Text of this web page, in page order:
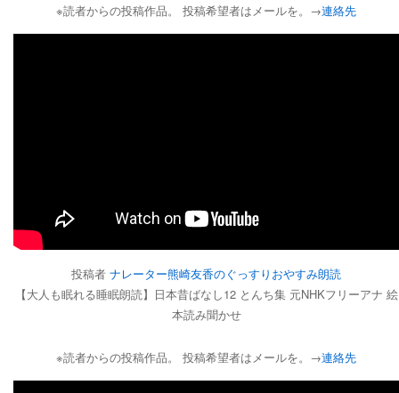
※読者からの投稿作品。 投稿希望者はメールを。→連絡先
投稿者 ナレーター熊崎友香のぐっすりおやすみ朗読
【大人も眠れる睡眠朗読】日本昔ばなし12 とんち集 元NHKフリーアナ 絵
本読み聞かせ
※読者からの投稿作品。 投稿希望者はメールを。→連絡先